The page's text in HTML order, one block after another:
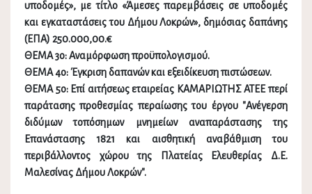
υποδομές», με τίτλο «Άμεσες παρεμβάσεις σε υποδομές
και εγκαταστάσεις του Δήμου Λοκρών», δημόσιας δαπάνης
(ΕΠΑ) 250.000,00.€
ΘΕΜΑ 3ο: Αναμόρφωση προϋπολογισμού.
ΘΕΜΑ 4ο: Έγκριση δαπανών και εξειδίκευση πιστώσεων.
ΘΕΜΑ 5ο: Επί αιτήσεως εταιρείας ΚΑΜΑΡΙΩΤΗΣ ΑΤΕΕ περί
παράτασης προθεσμίας περαίωσης του έργου "Ανέγερση
διδύμων τοπόσημων μνημείων αναπαράστασης της
Επανάστασης 1821 και αισθητική αναβάθμιση του
περιβάλλοντος χώρου της Πλατείας Ελευθερίας Δ.Ε.
Μαλεσίνας Δήμου Λοκρών".